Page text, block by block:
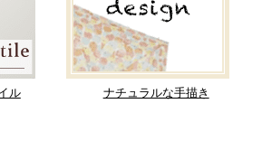
ル ナチュラルな手描き